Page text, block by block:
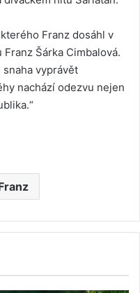
Franz dosáhl v
Šárka Cimbalová.
snaha vyprávět
nachází odezvu nejen